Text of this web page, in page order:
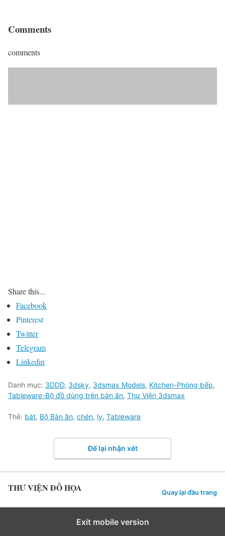
Comments
comments
Share this...
Facebook
Pinterest
Twitter
Telegram
Linkedin
Danh mục: 3DDD, 3dsky, 3dsmax Models, Kitchen-Phòng bếp,
Tableware-Bộ đồ dùng trên bàn ăn, Thư Viện 3dsmax
Thẻ: bát, Bộ Bàn ăn, chén, ly, Tableware
Để lại nhận xét
THƯ VIỆN ĐỒ HỌA Quay lại đầu trang
Exit mobile version